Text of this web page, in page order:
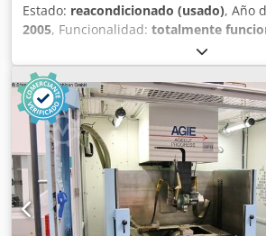
Estado: reacondicionado (usado), Año
2005, Funcionalidad: totalmente
, recorrido del eje Y:
Z:250 mm, peso de la pieza (máx.):200
pluma:250 mm, AGIE Spirit 2 Año de
Control APG FORM Recorridos: X = 300
= 250 mm Tamaño máx. de la pieza: X
mm, Z = 185 mm Peso máx. de la pieza:
del electrodo: 25 kg Distancia mesa –
440 mm Generador AGIE APG Spirit –
80 amperios Mejor acabado superficial
µm Cedpjxt N Hkofx Amroha Incluye